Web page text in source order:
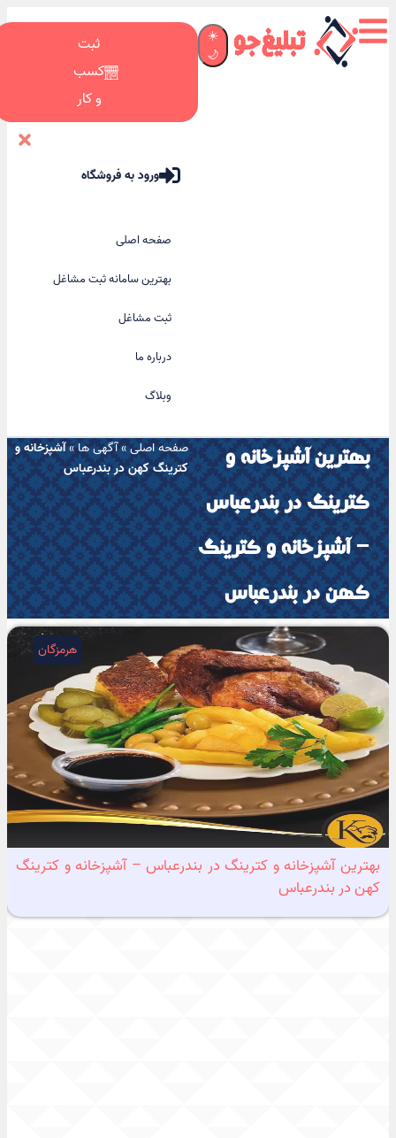
☀️
🌙
ثبت
کسب
و کار
ورود به فروشگاه
صفحه اصلی
بهترین سامانه ثبت مشاغل
ثبت مشاغل
درباره ما
وبلاگ
بهترین آشپزخانه و
کترینگ در بندرعباس
– آشپزخانه و کترینگ
کهن در بندرعباس
صفحه اصلی»آگهی ها»آشپزخانه و
کترینگ کهن در بندرعباس
هرمزگان
بهترین آشپزخانه و کترینگ در بندرعباس – آشپزخانه و کترینگ
کهن در بندرعباس